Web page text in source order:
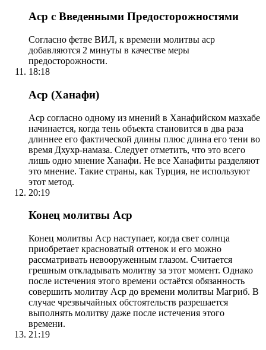
Аср с Введенными Предосторожностями
Согласно фетве ВИЛ, к времени молитвы аср
добавляются 2 минуты в качестве меры
предосторожности.
18:18
Аср (Ханафи)
Аср согласно одному из мнений в Ханафийском мазхабе
начинается, когда тень объекта становится в два раза
длиннее его фактической длины плюс длина его тени во
время Дхухр-намаза. Следует отметить, что это всего
лишь одно мнение Ханафи. Не все Ханафиты разделяют
это мнение. Такие страны, как Турция, не используют
этот метод.
20:19
Конец молитвы Аср
Конец молитвы Аср наступает, когда свет солнца
приобретает красноватый оттенок и его можно
рассматривать невооруженным глазом. Считается
грешным откладывать молитву за этот момент. Однако
после истечения этого времени остаётся обязанность
совершить молитву Аср до времени молитвы Магриб. В
случае чрезвычайных обстоятельств разрешается
выполнять молитву даже после истечения этого
времени.
21:19